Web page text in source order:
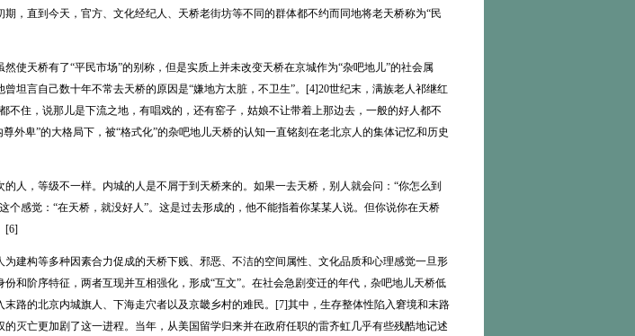
，直到今天，官方、文化经纪人、天桥老街坊等不同的群体都不约而同地将老天桥称为“民
天桥有了“平民市场”的别称，但是实质上并未改变天桥在京城作为“杂吧地儿”的社会属
坦言自己数十年不常去天桥的原因是“嫌地方太脏，不卫生”。[4]20世纪末，满族老人祁继红
不住，说那儿是下流之地，有唱戏的，还有窑子，姑娘不让带着上那边去，一般的好人都不
外卑”的大格局下，被“格式化”的杂吧地儿天桥的认知一直铭刻在老北京人的集体记忆和历史
，等级不一样。内城的人是不屑于到天桥来的。如果一去天桥，别人就会问：“你怎么到
感觉：“在天桥，就没好人”。这是过去形成的，他不能指着你某某人说。但你说你在天桥
[6]
构等多种因素合力促成的天桥下贱、邪恶、不洁的空间属性、文化品质和心理感觉一旦形
和阶序特征，两者互现并互相强化，形成“互文”。在社会急剧变迁的年代，杂吧地儿天桥低
路的北京内城旗人、下海走穴者以及京畿乡村的难民。[7]其中，生存整体性陷入窘境和末路
灭亡更加剧了这一进程。当年，从美国留学归来并在政府任职的雷齐虹几乎有些残酷地记述